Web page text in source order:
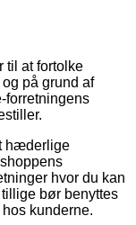
til at fortolke
på grund af
forretningens
hæderlige
hvor du kan
bør benyttes
kunderne.